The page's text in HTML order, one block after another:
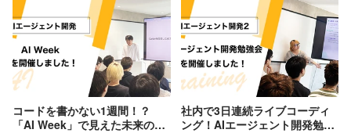
コードを書かない1週間！？
「AI Week」で見えた未来のエ
社内で3日連続ライブコーディ
ング！AIエージェント開発勉強